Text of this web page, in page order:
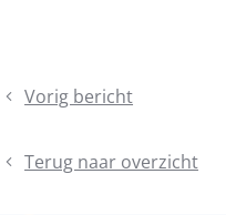
Deel
bericht
Vorig bericht
Minimumdoelen
lager
voorgesteld
Terug naar overzicht